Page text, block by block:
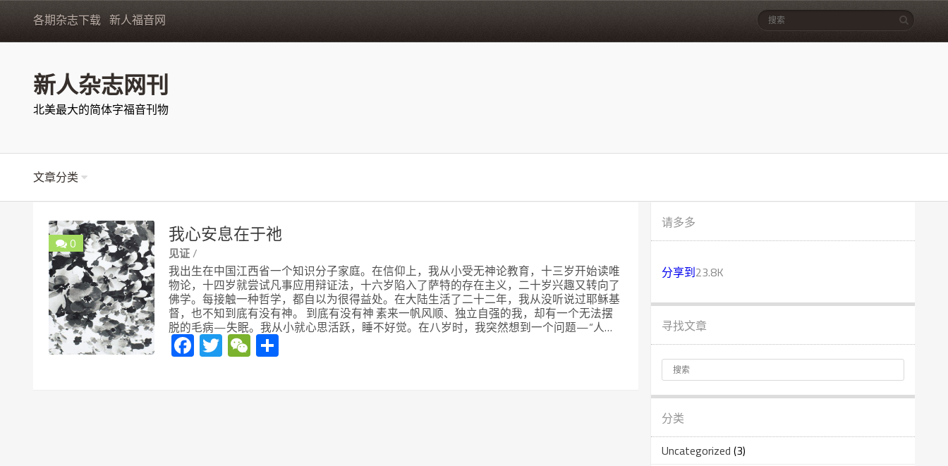
各期杂志下载 新人福音网
新人杂志网刊
北美最大的简体字福音刊物
文章分类
0 我心安息在于祂
见证/
我出生在中国江西省一个知识分子家庭。在信仰上，我从小受无神论教育，十三岁开始读唯
物论，十四岁就尝试凡事应用辩证法，十六岁陷入了萨特的存在主义，二十岁兴趣又转向了
佛学。每接触一种哲学，都自以为很得益处。在大陆生活了二十二年，我从没听说过耶稣基
督，也不知到底有没有神。 到底有没有神 素来一帆风顺、独立自强的我，却有一个无法摆
脱的毛病—失眠。我从小就心思活跃，睡不好觉。在八岁时，我突然想到一个问题—“人…
Facebook
TwitterWeChat
请多多
分享到23.8K
寻找文章
分类
Uncategorized (3)